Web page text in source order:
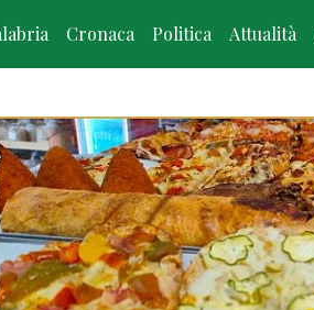
Cronaca Politica Attualità